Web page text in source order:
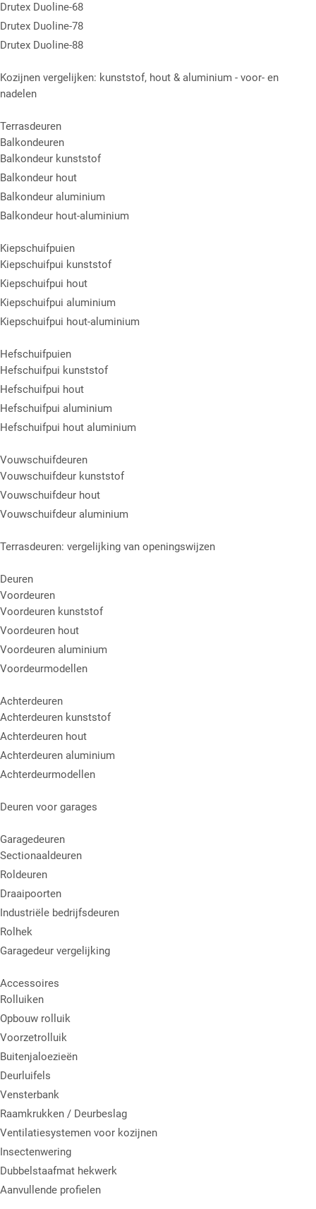
Drutex Duoline-68
Drutex Duoline-78
Drutex Duoline-88
Kozijnen vergelijken: kunststof, hout & aluminium - voor- en
nadelen
Terrasdeuren
Balkondeuren
Balkondeur kunststof
Balkondeur hout
Balkondeur aluminium
Balkondeur hout-aluminium
Kiepschuifpuien
Kiepschuifpui kunststof
Kiepschuifpui hout
Kiepschuifpui aluminium
Kiepschuifpui hout-aluminium
Hefschuifpuien
Hefschuifpui kunststof
Hefschuifpui hout
Hefschuifpui aluminium
Hefschuifpui hout aluminium
Vouwschuifdeuren
Vouwschuifdeur kunststof
Vouwschuifdeur hout
Vouwschuifdeur aluminium
Terrasdeuren: vergelijking van openingswijzen
Deuren
Voordeuren
Voordeuren kunststof
Voordeuren hout
Voordeuren aluminium
Voordeurmodellen
Achterdeuren
Achterdeuren kunststof
Achterdeuren hout
Achterdeuren aluminium
Achterdeurmodellen
Deuren voor garages
Garagedeuren
Sectionaaldeuren
Roldeuren
Draaipoorten
Industriële bedrijfsdeuren
Rolhek
Garagedeur vergelijking
Accessoires
Rolluiken
Opbouw rolluik
Voorzetrolluik
Buitenjaloezieën
Deurluifels
Vensterbank
Raamkrukken / Deurbeslag
Ventilatiesystemen voor kozijnen
Insectenwering
Dubbelstaafmat hekwerk
Aanvullende profielen